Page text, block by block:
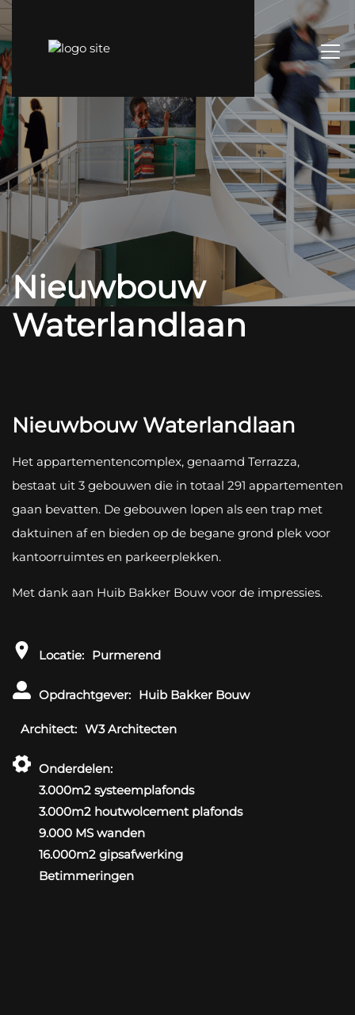
Nieuwbouw
Waterlandlaan
Nieuwbouw Waterlandlaan
Het appartementencomplex, genaamd Terrazza,
bestaat uit 3 gebouwen die in totaal 291 appartementen
gaan bevatten. De gebouwen lopen als een trap met
daktuinen af en bieden op de begane grond plek voor
kantoorruimtes en parkeerplekken.
Met dank aan Huib Bakker Bouw voor de impressies.
Locatie: Purmerend
Opdrachtgever: Huib Bakker Bouw
Architect: W3 Architecten
Onderdelen:
3.000m2 systeemplafonds
3.000m2 houtwolcement plafonds
9.000 MS wanden
16.000m2 gipsafwerking
betimmeringen